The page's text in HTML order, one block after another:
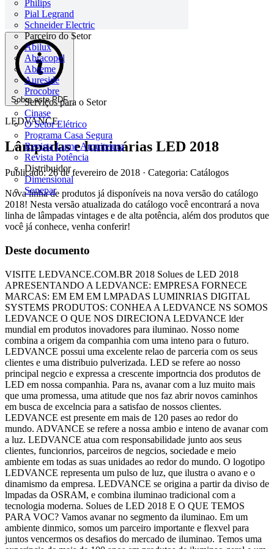
Philips
Pial Legrand
Schneider Electric
Parceiro do Setor
Abilux
Abracopel
Abreme
Aureside
Procobre
Serviços para o Setor
Cinase
O Setor Elétrico
Programa Casa Segura
Revista Lume Arquitetura
Revista Potência
Distribuidor
Dimensional
Sonepar
Sobre este PDF
LEDVANCE
Lâmpadas e luminárias LED 2018
Publicado: 26 de fevereiro de 2018 · Categoria: Catálogos
Nova linha de produtos já disponíveis na nova versão do catálogo
2018! Nesta versão atualizada do catálogo você encontrará a nova
linha de lâmpadas vintages e de alta potência, além dos produtos que
você já conhece, venha conferir!
Deste documento
VISITE LEDVANCE.COM.BR 2018 Solues de LED 2018
APRESENTANDO A LEDVANCE: EMPRESA FORNECE
MARCAS: EM EM EM LMPADAS LUMINRIAS DIGITAL
SYSTEMS PRODUTOS: CONHEA A LEDVANCE NS SOMOS
LEDVANCE O QUE NOS DIRECIONA LEDVANCE lder
mundial em produtos inovadores para iluminao. Nosso nome
combina a origem da companhia com uma inteno para o futuro.
LEDVANCE possui uma excelente relao de parceria com os seus
clientes e uma distribuio pulverizada. LED se refere ao nosso
principal negcio e expressa a crescente importncia dos produtos de
LED em nossa companhia. Para ns, avanar com a luz muito mais
que uma promessa, uma atitude que nos faz abrir novos caminhos
em busca de excelncia para a satisfao de nossos clientes.
LEDVANCE est presente em mais de 120 pases ao redor do
mundo. ADVANCE se refere a nossa ambio e inteno de avanar com
a luz. LEDVANCE atua com responsabilidade junto aos seus
clientes, funcionrios, parceiros de negcios, sociedade e meio
ambiente em todas as suas unidades ao redor do mundo. O logotipo
LEDVANCE representa um pulso de luz, que ilustra o avano e o
dinamismo da empresa. LEDVANCE se origina a partir da diviso de
lmpadas da OSRAM, e combina iluminao tradicional com a
tecnologia moderna. Solues de LED 2018 E O QUE TEMOS
PARA VOC? Vamos avanar no segmento da iluminao. Em um
ambiente dinmico, somos um parceiro importante e flexvel para
juntos vencermos os desafios do mercado de iluminao. Temos uma